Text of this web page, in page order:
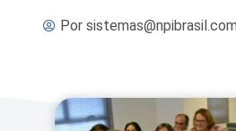
Porsistemas@npibrasil.com